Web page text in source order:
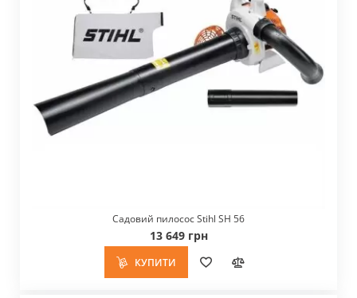
Садовий пилосос Stihl SH 56
13 649 грн
КУПИТИ